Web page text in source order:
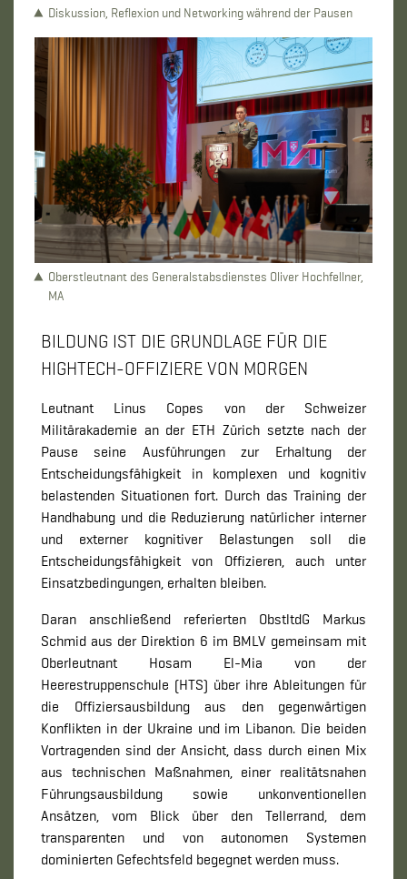
Diskussion, Reflexion und Networking während der Pausen
Oberstleutnant des Generalstabsdienstes Oliver Hochfellner,
MA
BILDUNG IST DIE GRUNDLAGE FÜR DIE
HIGHTECH-OFFIZIERE VON MORGEN
Leutnant Linus Copes von der Schweizer
Militärakademie an der ETH Zürich setzte nach der
Pause seine Ausführungen zur Erhaltung der
Entscheidungsfähigkeit in komplexen und kognitiv
belastenden Situationen fort. Durch das Training der
Handhabung und die Reduzierung natürlicher interner
und externer kognitiver Belastungen soll die
Entscheidungsfähigkeit von Offizieren, auch unter
Einsatzbedingungen, erhalten bleiben.
Daran anschließend referierten ObstltdG Markus
Schmid aus der Direktion 6 im BMLV gemeinsam mit
Oberleutnant Hosam El-Mia von der
Heerestruppenschule (HTS) über ihre Ableitungen für
die Offiziersausbildung aus den gegenwärtigen
Konflikten in der Ukraine und im Libanon. Die beiden
Vortragenden sind der Ansicht, dass durch einen Mix
aus technischen Maßnahmen, einer realitätsnahen
Führungsausbildung sowie unkonventionellen
Ansätzen, vom Blick über den Tellerrand, dem
transparenten und von autonomen Systemen
dominierten Gefechtsfeld begegnet werden muss.